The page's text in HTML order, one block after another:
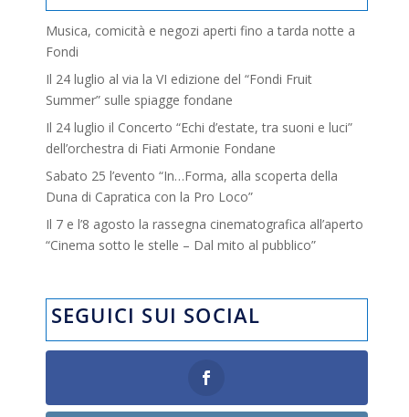
Musica, comicità e negozi aperti fino a tarda notte a
Fondi
Il 24 luglio al via la VI edizione del “Fondi Fruit
Summer” sulle spiagge fondane
Il 24 luglio il Concerto “Echi d’estate, tra suoni e luci”
dell’orchestra di Fiati Armonie Fondane
Sabato 25 l’evento “In…Forma, alla scoperta della
Duna di Capratica con la Pro Loco”
Il 7 e l’8 agosto la rassegna cinematografica all’aperto
“Cinema sotto le stelle – Dal mito al pubblico”
SEGUICI SUI SOCIAL